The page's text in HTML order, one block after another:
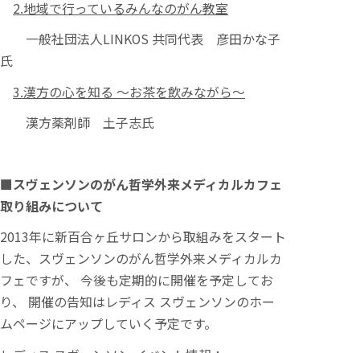
2.地域で行っているみんなのがん教室
一般社団法人LINKOS 共同代表 彦田かな子
氏
3.漢方の心を知る ～お茶を飲みながら～
漢方薬剤師 土子志氏
■スヴェンソンのがん哲学外来メディカルカフェ
取り組みについて
2013年に新百合ヶ丘サロンから取組みをスタート
した、スヴェンソンのがん哲学外来メディカルカ
フェですが、 今後も定期的に開催を予定してお
り、 開催の告知はレディス スヴェンソンのホー
ムページにアップしていく予定です。